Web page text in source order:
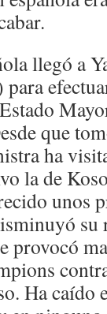
llegó a
que
ha
la de
unos
Ha caído